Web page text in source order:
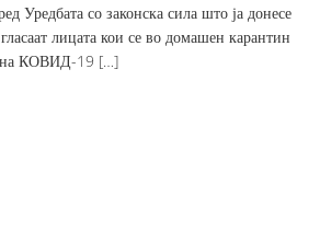
Уредбата со законска сила што ја донесе
лицата кои се во домашен карантин
на КОВИД-19 […]